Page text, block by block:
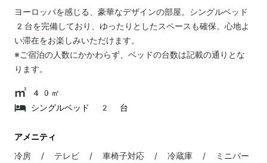
ヨーロッパを感じる、豪華なデザインの部屋。シングルベッド
2台を完備しており、ゆったりとしたスペースも確保。心地よ
い滞在をお楽しみいただけます。
※ご宿泊の人数にかかわらず、ベッドの台数は記載の通りとな
ります。
40㎡
シングルベッド 2 台
アメニティ
冷房 / テレビ / 車椅子対応 / 冷蔵庫 / ミニバー